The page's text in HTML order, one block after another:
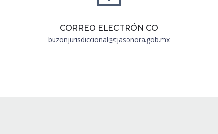
CORREO ELECTRÓNICO
buzonjurisdiccional@tjasonora.gob.mx